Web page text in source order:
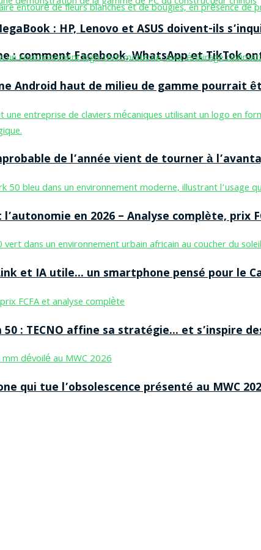
: comment Facebook, WhatsApp et
: HP, Lenovo et ASUS doivent-ils
Android haut de milieu de gamme pourrait
de l’année vient de tourner à
en 2026 – Analyse complète, prix
et IA utile… un smartphone pensé pour le
50 : TECNO affine sa stratégie… et s’inspire
qui tue l’obsolescence présenté au MWC